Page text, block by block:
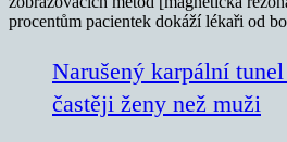
procentům pacientek dokáží lékaři od
Narušený karpální
častěji ženy než muži